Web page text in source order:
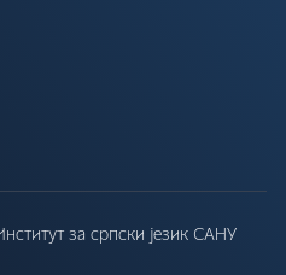
за српски језик САНУ